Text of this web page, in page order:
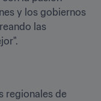
y los gobiernos
las
regionales de